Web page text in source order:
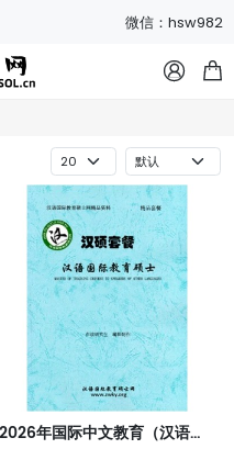
微信：hsw982
 
2026年国际中文教育（汉语国际教育）硕士套餐